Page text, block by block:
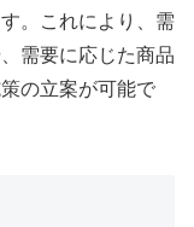
。これにより、需
需要に応じた商品
の立案が可能で